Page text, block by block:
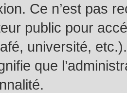
Ce n’est pas
public pour
université,
que